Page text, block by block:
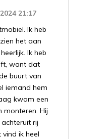
21:17
Ik heb
het aan
Ik heb
want dat
buurt van
iemand hem
kwam een
Hij
rij
ik heel